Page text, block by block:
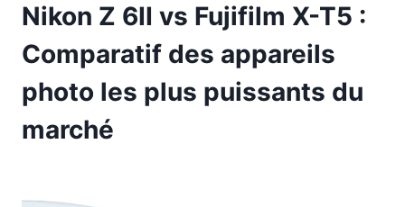
Nikon Z 6II vs Fujifilm X-T5 :
Comparatif des appareils
photo les plus puissants du
marché